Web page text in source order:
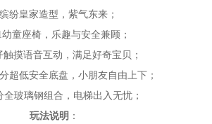
纷皇家造型，紫气东来；
幼童座椅，乐趣与安全兼顾；
触摸语音互动，满足好奇宝贝；
超低安全底盘，小朋友自由上下；
全玻璃钢组合，电梯出入无忧；
玩法说明 ：